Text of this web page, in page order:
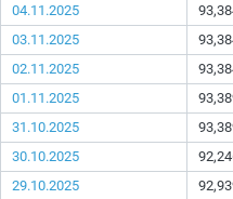
04.11.2025
03.11.2025
02.11.2025
01.11.2025
31.10.2025
30.10.2025
29.10.2025